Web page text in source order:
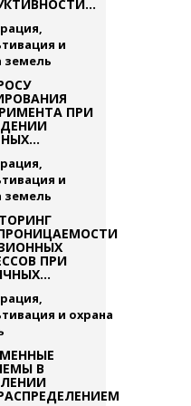
и
земель
ПРИ
и
земель
ПРИ
и охрана
В